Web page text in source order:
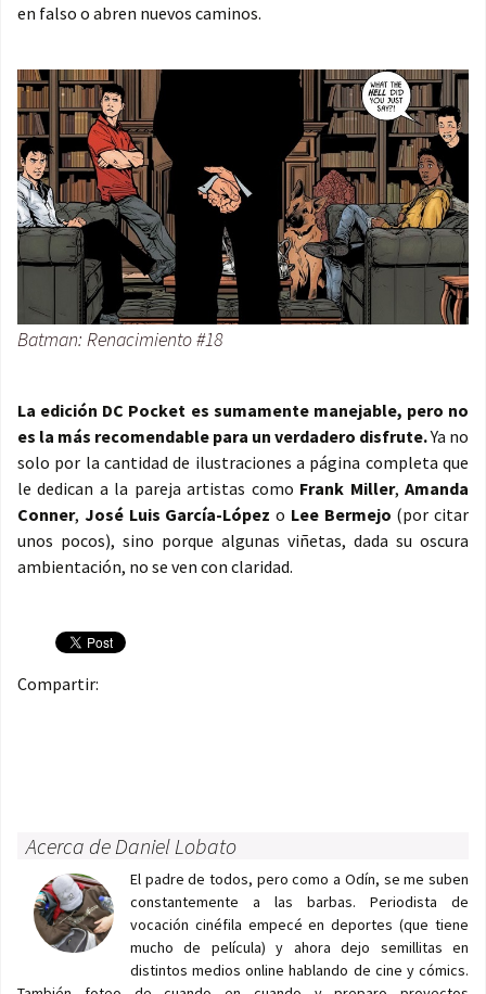
en falso o abren nuevos caminos.
Batman: Renacimiento #18
La edición DC Pocket es sumamente manejable, pero no
es la más recomendable para un verdadero disfrute.Ya no
solo por la cantidad de ilustraciones a página completa que
le dedican a la pareja artistas como Frank Miller,Amanda
Conner, José Luis García-López o Lee Bermejo (por citar
unos pocos), sino porque algunas viñetas, dada su oscura
ambientación, no se ven con claridad.
Compartir:
Acerca de Daniel Lobato
El padre de todos, pero como a Odín, se me suben
constantemente a las barbas. Periodista de
vocación cinéfila empecé en deportes (que tiene
mucho de película) y ahora dejo semillitas en
distintos medios online hablando de cine y cómics.